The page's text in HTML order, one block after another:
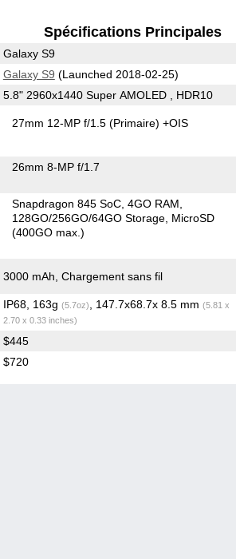
Spécifications Principales
Galaxy S9
Galaxy S9 (Launched 2018-02-25)
5.8" 2960x1440 Super AMOLED , HDR10
27mm 12-MP f/1.5(Primaire) +OIS
26mm 8-MP f/1.7
Snapdragon 845 SoC 4GO RAM
128GO/256GO/64GO Storage MicroSD
(400GO max.)
3000 mAh, Chargement sans fil
IP68, 163g (5.7oz) , 147.7x68.7x 8.5 mm (5.81 x
2.70 x 0.33 inches)
$445
$720